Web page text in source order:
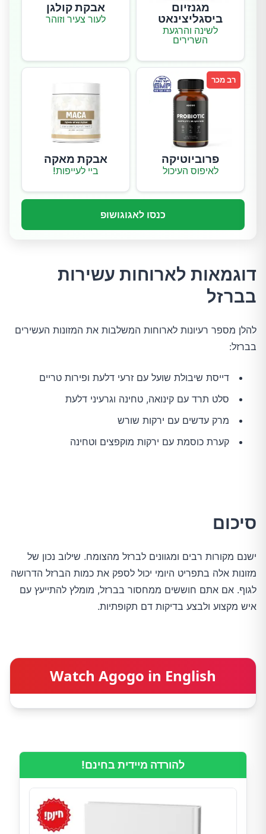
מגנזיום
ביסגליצינאט
לשינה והרגעת
השרירים
אבקת קולגן
לעור צעיר וזוהר
רב מכר
פרוביוטיקה
לאיפוס העיכול
אבקת מאקה
ביי לעייפות!
כנסו לאגוגושופ
דוגמאות לארוחות עשירות
בברזל
להלן מספר רעיונות לארוחות המשלבות את המזונות העשירים
בברזל:
דייסת שיבולת שועל עם זרעי דלעת ופירות טריים
סלט תרד עם קינואה, טחינה וגרעיני דלעת
מרק עדשים עם ירקות שורש
קערת כוסמת עם ירקות מוקפצים וטחינה
סיכום
ישנם מקורות רבים ומגוונים לברזל מהצומח. שילוב נכון של
מזונות אלה בתפריט היומי יכול לספק את כמות הברזל הדרושה
לגוף. אם אתם חוששים ממחסור בברזל, מומלץ להתייעץ עם
איש מקצוע ולבצע בדיקות דם תקופתיות.
Watch Agogo in English
להורדה מיידית בחינם!